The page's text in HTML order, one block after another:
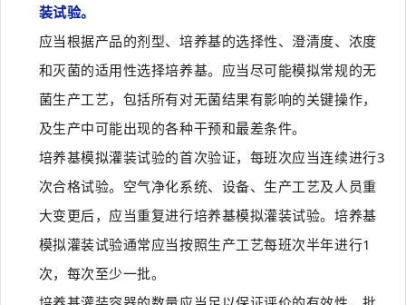
装试验。
应当根据产品的剂型、培养基的选择性、澄清度、浓度
和灭菌的适用性选择培养基。应当尽可能模拟常规的无
菌生产工艺，包括所有对无菌结果有影响的关键操作，
及生产中可能出现的各种干预和最差条件。
培养基模拟灌装试验的首次验证，每班次应当连续进行3
次合格试验。空气净化系统、设备、生产工艺及人员重
大变更后，应当重复进行培养基模拟灌装试验。培养基
模拟灌装试验通常应当按照生产工艺每班次半年进行1
次，每次至少一批。